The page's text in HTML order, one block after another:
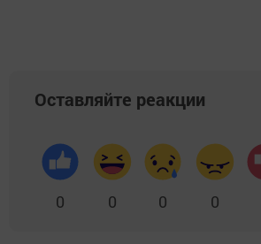
Оставляйте реакции
0 0 0 0